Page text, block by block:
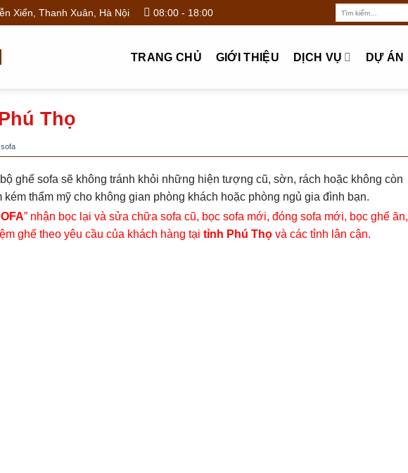
Xiển, Thanh Xuân, Hà Nội 08:00 - 18:00
TRANG CHỦ GIỚI THIỆU DỊCH VỤ DỰ ÁN
Thọ
ghế sofa sẽ không tránh khỏi những hiện tượng cũ, sờn, rách hoặc không còn
thẩm mỹ cho không gian phòng khách hoặc phòng ngủ gia đình bạn.
” nhận bọc lại và sửa chữa sofa cũ, bọc sofa mới, đóng sofa mới, bọc ghế ăn,
ghế theo yêu cầu của khách hàng tại tỉnh Phú Thọ và các tỉnh lân cận.